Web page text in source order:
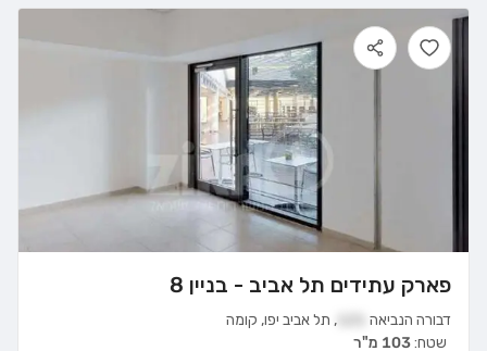
פארק עתידים תל אביב - בניין 8
דבורה הנביאה , תל אביב יפו, קומה
שטח:103 מ"ר